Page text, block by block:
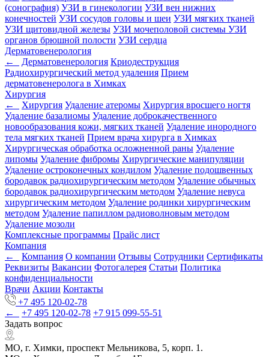
(сонография) УЗИ в гинекологии УЗИ вен нижних
конечностей УЗИ сосудов головы и шеи УЗИ мягких тканей
УЗИ щитовидной железы УЗИ мочеполовой системы УЗИ
органов брюшной полости УЗИ сердца
Дерматовенерология
←
Дерматовенерология Криодеструкция
Радиохирургический метод удаления Прием
дерматовенеролога в Химках
Хирургия
←
Хирургия Удаление атеромы Хирургия вросшего ногтя
Удаление базалиомы Удаление доброкачественного
новообразования кожи, мягких тканей Удаление инородного
тела мягких тканей Прием врача хирурга в Химках
Хирургическая обработка осложненной раны Удаление
липомы Удаление фибромы Хирургические манипуляции
Удаление остроконечных кондилом Удаление подошвенных
бородавок радиохирургическим методом Удаление обычных
бородавок радиохирургическим методом Удаление невуса
хирургическим методом Удаление родинки хирургическим
методом Удаление папиллом радиоволновым методом
Удаление мозоли
Комплексные программы Прайс лист
Компания
←
Компания О компании Отзывы Сотрудники Сертификаты
Реквизиты Вакансии Фотогалерея Статьи Политика
конфиденциальности
Врачи Акции Контакты
+7 495 120-02-78
←
+7 495 120-02-78 +7 915 099-55-51
Задать вопрос
МО, г. Химки, проспект Мельникова, 5, корп. 1.